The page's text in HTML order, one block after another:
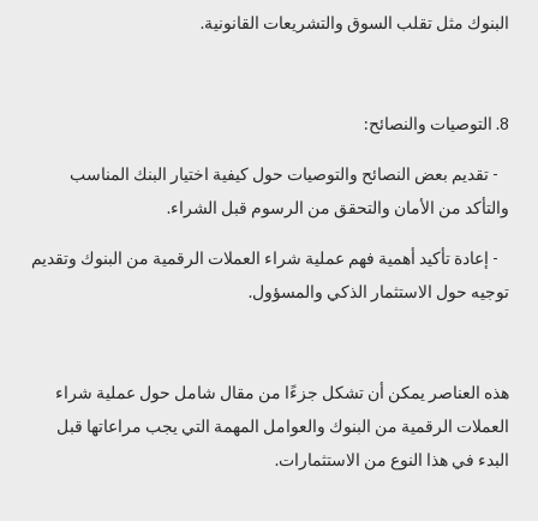
البنوك مثل تقلب السوق والتشريعات القانونية.
8. التوصيات والنصائح:
- تقديم بعض النصائح والتوصيات حول كيفية اختيار البنك المناسب
والتأكد من الأمان والتحقق من الرسوم قبل الشراء.
- إعادة تأكيد أهمية فهم عملية شراء العملات الرقمية من البنوك وتقديم
توجيه حول الاستثمار الذكي والمسؤول.
هذه العناصر يمكن أن تشكل جزءًا من مقال شامل حول عملية شراء
العملات الرقمية من البنوك والعوامل المهمة التي يجب مراعاتها قبل
البدء في هذا النوع من الاستثمارات.